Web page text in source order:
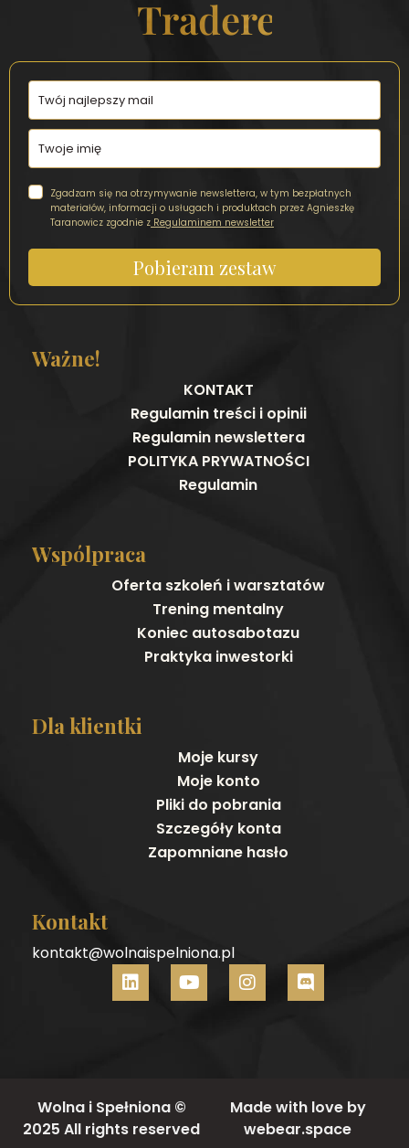
Traderek
Zgadzam się na otrzymywanie newslettera, w tym bezpłatnych
materiałów, informacji o usługach i produktach przez Agnieszkę
Taranowicz zgodnie z Regulaminem newsletter
Pobieram zestaw
Ważne!
KONTAKT
Regulamin treści i opinii
Regulamin newslettera
POLITYKA PRYWATNOŚCI
Regulamin
Wspólpraca
Oferta szkoleń i warsztatów
Trening mentalny
Koniec autosabotazu
Praktyka inwestorki
Dla klientki
Moje kursy
Moje konto
Pliki do pobrania
Szczegóły konta
Zapomniane hasło
Kontakt
kontakt@wolnaispelniona.pl
Wolna i Spełniona ©
2025 All rights reserved
Made with love by
webear.space